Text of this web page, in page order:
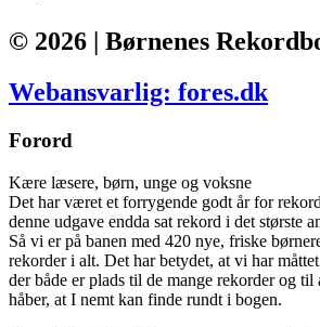
© 2026 | Børnenes
Webansvarlig: fores.dk
Forord
Kære læsere, børn, unge og voksne
Det har været et forrygende godt år for
denne udgave endda sat rekord i det største
Så vi er på banen med 420 nye, friske
rekorder i alt. Det har betydet, at vi har
der både er plads til de mange rekorder og
håber, at I nemt kan finde rundt i bogen.